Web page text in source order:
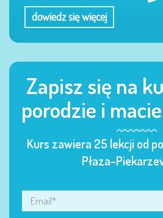
dowiedz się więcej
Zapisz się na
porodzie i
Kurs zawiera 25 lekcji od
Płaza-